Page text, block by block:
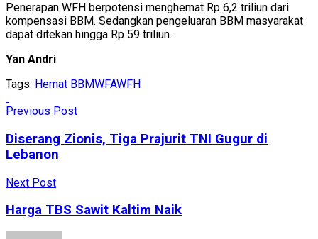
Penerapan WFH berpotensi menghemat Rp 6,2 triliun dari
kompensasi BBM. Sedangkan pengeluaran BBM masyarakat
dapat ditekan hingga Rp 59 triliun.
Yan Andri
Tags: Hemat BBMWFAWFH
Previous Post
Diserang Zionis, Tiga Prajurit TNI Gugur di
Lebanon
Next Post
Harga TBS Sawit Kaltim Naik